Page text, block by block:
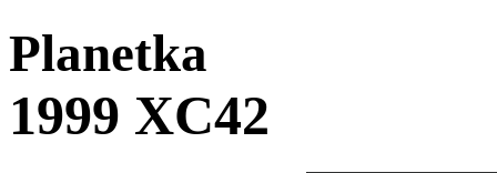
Planetka
1999 XC42